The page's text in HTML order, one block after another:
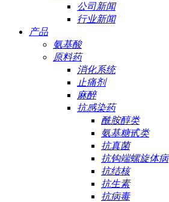
公司新闻
行业新闻
产品
氨基酸
原料药
消化系统
止痛剂
麻醉
抗感染药
酰胺醇类
氨基糖甙类
抗真菌
抗钩端螺旋体病
抗结核
抗生素
抗病毒